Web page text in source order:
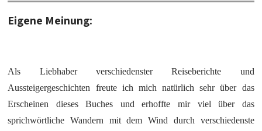
Eigene Meinung:
Als Liebhaber verschiedenster Reiseberichte und
Aussteigergeschichten freute ich mich natürlich sehr über das
Erscheinen dieses Buches und erhoffte mir viel über das
sprichwörtliche Wandern mit dem Wind durch verschiedenste